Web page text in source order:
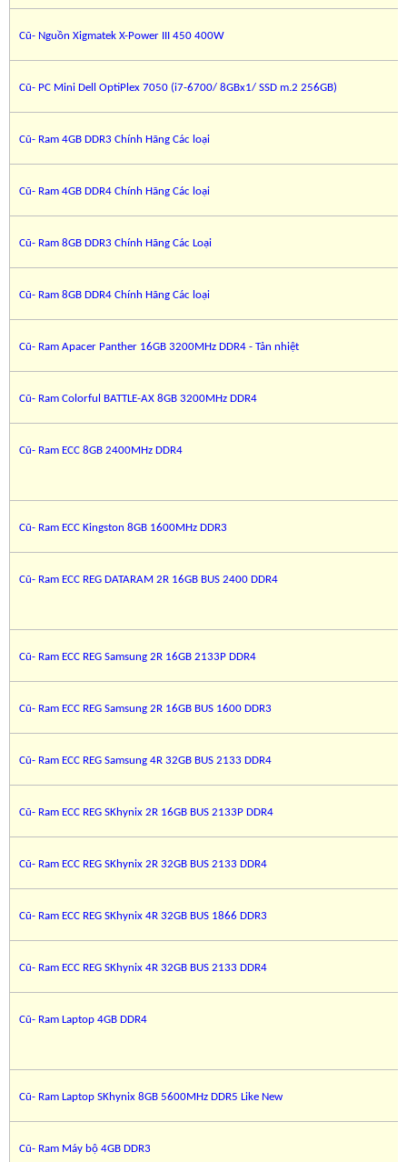
Cũ- Nguồn Xigmatek X-Power III 450 400W
Cũ- PC Mini Dell OptiPlex 7050 (i7-6700/ 8GBx1/ SSD m.2 256GB)
Cũ- Ram 4GB DDR3 Chính Hãng Các loại
Cũ- Ram 4GB DDR4 Chính Hãng Các loại
Cũ- Ram 8GB DDR3 Chính Hãng Các Loại
Cũ- Ram 8GB DDR4 Chính Hãng Các loại
Cũ- Ram Apacer Panther 16GB 3200MHz DDR4 - Tản nhiệt
Cũ- Ram Colorful BATTLE-AX 8GB 3200MHz DDR4
Cũ- Ram ECC 8GB 2400MHz DDR4
Cũ- Ram ECC Kingston 8GB 1600MHz DDR3
Cũ- Ram ECC REG DATARAM 2R 16GB BUS 2400 DDR4
Cũ- Ram ECC REG Samsung 2R 16GB 2133P DDR4
Cũ- Ram ECC REG Samsung 2R 16GB BUS 1600 DDR3
Cũ- Ram ECC REG Samsung 4R 32GB BUS 2133 DDR4
Cũ- Ram ECC REG SKhynix 2R 16GB BUS 2133P DDR4
Cũ- Ram ECC REG SKhynix 2R 32GB BUS 2133 DDR4
Cũ- Ram ECC REG SKhynix 4R 32GB BUS 1866 DDR3
Cũ- Ram ECC REG SKhynix 4R 32GB BUS 2133 DDR4
Cũ- Ram Laptop 4GB DDR4
Cũ- Ram Laptop SKhynix 8GB 5600MHz DDR5 Like New
Cũ- Ram Máy bộ 4GB DDR3